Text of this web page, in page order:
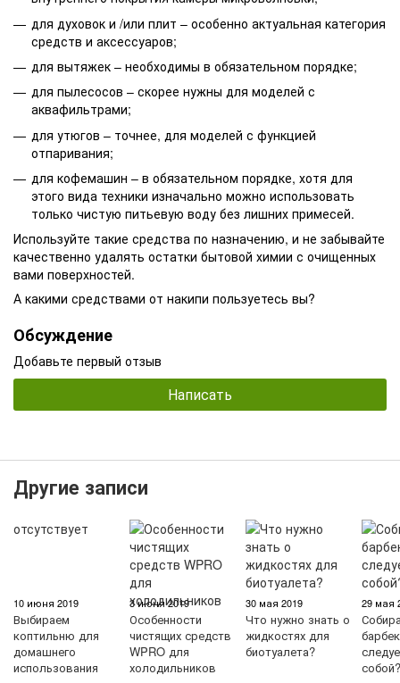
для духовок и /или плит – особенно актуальная категория
средств и аксессуаров;
для вытяжек – необходимы в обязательном порядке;
для пылесосов – скорее нужны для моделей с
аквафильтрами;
для утюгов – точнее, для моделей с функцией
отпаривания;
для кофемашин – в обязательном порядке, хотя для
этого вида техники изначально можно использовать
только чистую питьевую воду без лишних примесей.
Используйте такие средства по назначению, и не забывайте
качественно удалять остатки бытовой химии с очищенных
вами поверхностей.
А какими средствами от накипи пользуетесь вы?
Обсуждение
Добавьте первый отзыв
Написать
Другие записи
10 июня 2019
Выбираем
коптильню для
домашнего
использования
3 июня 2019
Особенности
чистящих средств
WPRO для
холодильников
30 мая 2019
Что нужно знать о
жидкостях для
биотуалета?
29 мая
собой?